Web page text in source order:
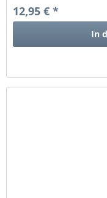
12,95 € *
In